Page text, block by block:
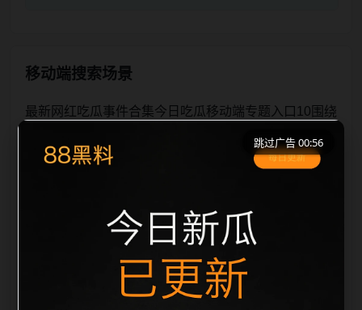
移动端搜索场景
最新网红吃瓜事件合集今日吃瓜移动端专题入口10围绕
端浏览习惯整理标题、描述、图片和站内推荐。用户进
续浏览。本页强调内容归集和主题一致性，避免无关关
键词堆砌，也避免多个站点同步发布完全相同的标题。
图片说明、文件名、alt 和 title 均围绕主关键词、栏目
词和文章标题生成，便于搜索引擎理解页面主题。后续
跳过广告 00:56